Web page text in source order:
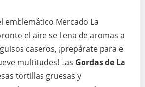
emblemático Mercado La
el aire se llena de aromas a
caseros, ¡prepárate para el
multitudes! Las Gordas de La
tortillas gruesas y